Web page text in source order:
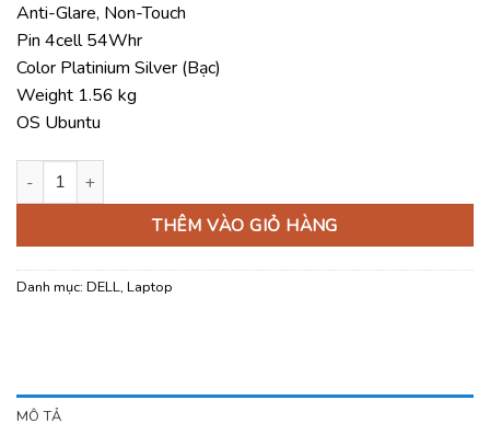
Anti-Glare, Non-Touch
Pin 4cell 54Whr
Color Platinium Silver (Bạc)
Weight 1.56 kg
OS Ubuntu
Laptop Dell Pro 14 Essential PV14250-120U-08512U số lượng
THÊM VÀO GIỎ HÀNG
Danh mục: DELL, Laptop
MÔ TẢ